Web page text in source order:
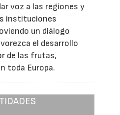
voz a las regiones y
instituciones
un diálogo
el desarrollo
de las frutas,
toda Europa.